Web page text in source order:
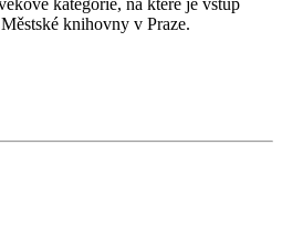
kategorie, na které je vstup
Městské knihovny v Praze.